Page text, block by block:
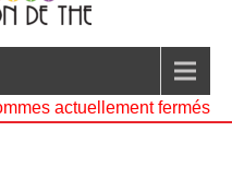
actuellement fermés